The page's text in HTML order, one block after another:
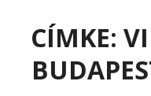
CÍMKE: